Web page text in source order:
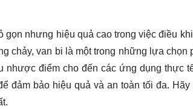
nhưng hiệu quả cao trong việc điều
chảy, van bi là một trong những lựa chọn
điểm cho đến các ứng dụng thực
đảm bảo hiệu quả và an toàn tối đa. Hãy